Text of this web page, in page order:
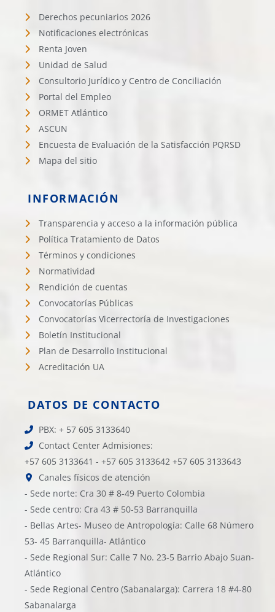
Derechos pecuniarios 2026
Notificaciones electrónicas
Renta Joven
Unidad de Salud
Consultorio Jurídico y Centro de Conciliación
Portal del Empleo
ORMET Atlántico
ASCUN
Encuesta de Evaluación de la Satisfacción PQRSD
Mapa del sitio
INFORMACIÓN
Transparencia y acceso a la información pública
Política Tratamiento de Datos
Términos y condiciones
Normatividad
Rendición de cuentas
Convocatorías Públicas
Convocatorías Vicerrectoría de Investigaciones
Boletín Institucional
Plan de Desarrollo Institucional
Acreditación UA
DATOS DE CONTACTO
PBX: + 57 605 3133640
Contact Center Admisiones:
+57 605 3133641 - +57 605 3133642 +57 605 3133643
Canales físicos de atención
- Sede norte: Cra 30 # 8-49 Puerto Colombia
- Sede centro: Cra 43 # 50-53 Barranquilla
- Bellas Artes- Museo de Antropología: Calle 68 Número
53- 45 Barranquilla- Atlántico
- Sede Regional Sur: Calle 7 No. 23-5 Barrio Abajo Suan-
Atlántico
- Sede Regional Centro (Sabanalarga): Carrera 18 #4-80
Sabanalarga